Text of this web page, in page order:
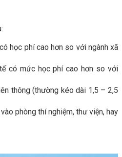
học phí cao hơn so với ngành xã
có mức học phí cao hơn so với
thông (thường kéo dài 1,5 – 2,5
phòng thí nghiệm, thư viện, hay